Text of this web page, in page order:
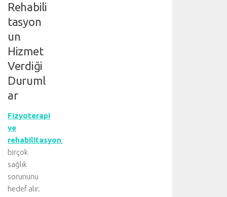
Rehabili
tasyon
un
Hizmet
Verdiği
Duruml
ar
Fizyoterapi
ve
rehabilitasyon
birçok
sağlık
sorununu
hedef alır.